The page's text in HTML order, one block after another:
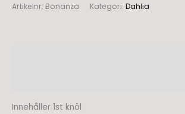
Artikelnr: Bonanza Kategori: Dahlia
Innehåller 1st knöl